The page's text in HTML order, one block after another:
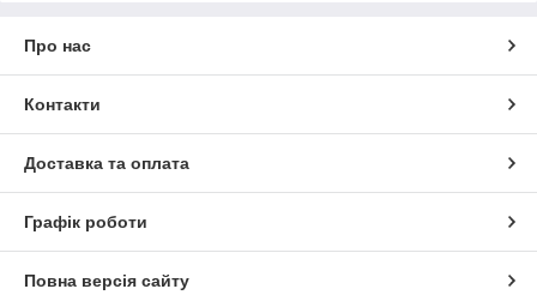
Про нас
Контакти
Доставка та оплата
Графік роботи
Повна версія сайту